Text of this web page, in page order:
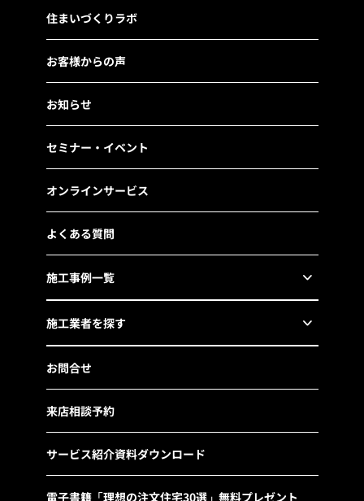
住まいづくりラボ
お客様からの声
お知らせ
セミナー・イベント
オンラインサービス
よくある質問
施工事例一覧
施工業者を探す
お問合せ
来店相談予約
サービス紹介資料ダウンロード
電子書籍「理想の注文住宅30選」無料プレゼント